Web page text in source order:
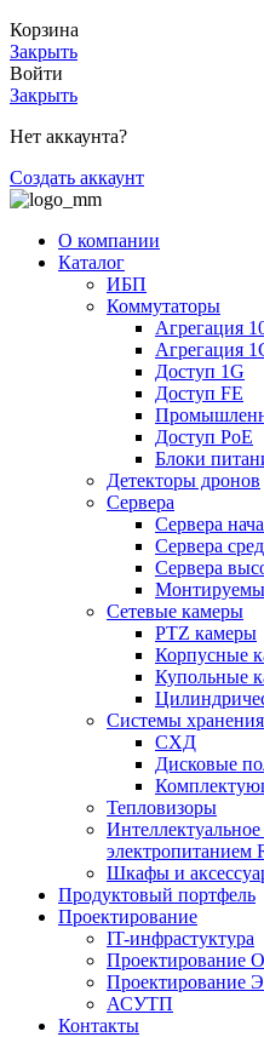
Корзина
Закрыть
Войти
Закрыть
Нет аккаунта?
Создать аккаунт
О компании
Каталог
ИБП
Коммутаторы
Агрегация
Агрегация
Доступ 1G
Доступ FE
Доступ PoE
Блоки
Детекторы дронов
Сервера
Сервера
Сервера
Сервера
Сетевые камеры
PTZ камеры
Корпусные
Купольные
Системы
СХД
Дисковые
Тепловизоры
электропитанием
Шкафы и
Продуктовый портфель
Проектирование
IT-инфрастуктура
Проектирование
Проектирование
АСУТП
Контакты